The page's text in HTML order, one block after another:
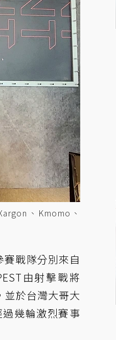
、Kmomo、
戰隊分別來自
由射擊戰將
於台灣大哥大
幾輪激烈賽事